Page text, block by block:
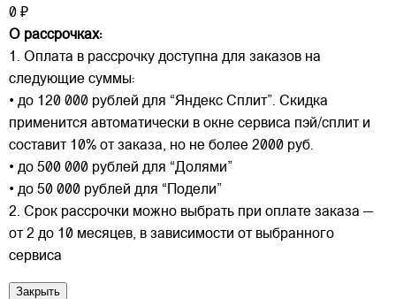
0 ₽
О рассрочках:
1. Оплата в рассрочку доступна для заказов на
следующие суммы:
• до 120 000 рублей для “Яндекс Сплит”. Скидка
применится автоматически в окне сервиса пэй/сплит и
составит 10% от заказа, но не более 2000 руб.
• до 500 000 рублей для “Долями”
• до 50 000 рублей для “Подели”
2. Срок рассрочки можно выбрать при оплате заказа —
от 2 до 10 месяцев, в зависимости от выбранного
сервиса
Закрыть